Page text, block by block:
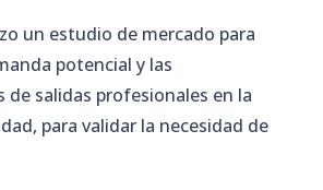
un estudio de mercado para
potencial y las
de salidas profesionales en la
para validar la necesidad de